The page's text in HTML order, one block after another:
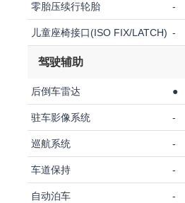
零胎压续行轮胎 -
儿童座椅接口(ISO FIX/LATCH) -
驾驶辅助
后倒车雷达 ●
驻车影像系统 -
巡航系统 -
车道保持 -
自动泊车 -